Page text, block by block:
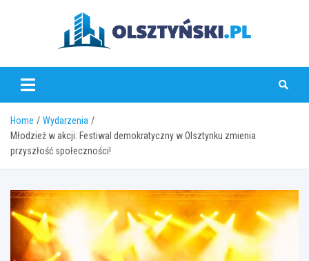
olsztynski.pl
Home
Wydarzenia
Młodzież w akcji: Festiwal demokratyczny w Olsztynku zmienia
przyszłość społeczności!